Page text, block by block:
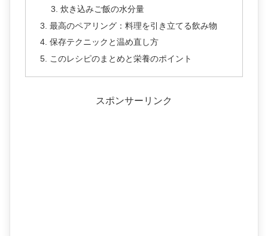
炊き込みご飯の水分量
最高のペアリング：料理を引き立てる飲み物
保存テクニックと温め直し方
このレシピのまとめと栄養のポイント
スポンサーリンク